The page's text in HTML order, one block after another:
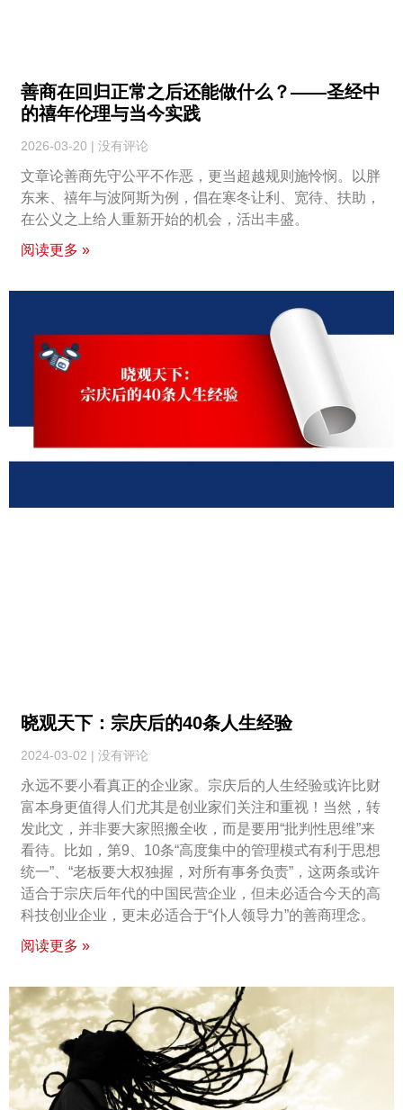
善商在回归正常之后还能做什么？——圣经中
的禧年伦理与当今实践
2026-03-20 没有评论
文章论善商先守公平不作恶，更当超越规则施怜悯。以胖
东来、禧年与波阿斯为例，倡在寒冬让利、宽待、扶助，
在公义之上给人重新开始的机会，活出丰盛。
阅读更多 »
晓观天下：宗庆后的40条人生经验
2024-03-02 没有评论
永远不要小看真正的企业家。宗庆后的人生经验或许比财
富本身更值得人们尤其是创业家们关注和重视！当然，转
发此文，并非要大家照搬全收，而是要用“批判性思维”来
看待。比如，第9、10条“高度集中的管理模式有利于思想
统一”、“老板要大权独握，对所有事务负责”，这两条或许
适合于宗庆后年代的中国民营企业，但未必适合今天的高
科技创业企业，更未必适合于“仆人领导力”的善商理念。
阅读更多 »